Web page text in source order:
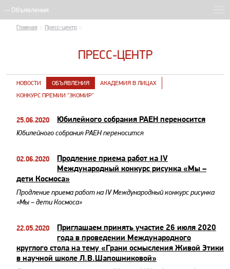
Главная :: Пресс-центр ::
ПРЕСС-ЦЕНТР
НОВОСТИ ОБЪЯВЛЕНИЯ
АКАДЕМИЯ В ЛИЦАХ
КОНКУРС ПРЕМИИ "ЭКОМИР"
25.06.2020 Юбилейного собрания РАЕН переносится
Юбилейного собрания РАЕН переносится
02.06.2020
Продление приема работ на IV
Международный конкурс рисунка «Мы –
дети Космоса»
Продление приема работ на IV Международный конкурс рисунка
«Мы – дети Космоса»
22.05.2020
Приглашаем принять участие 26 июля 2020
года в проведении Международного
круглого стола на тему «Грани осмысления Живой Этики
в научной школе Л.В.Шапошниковой»